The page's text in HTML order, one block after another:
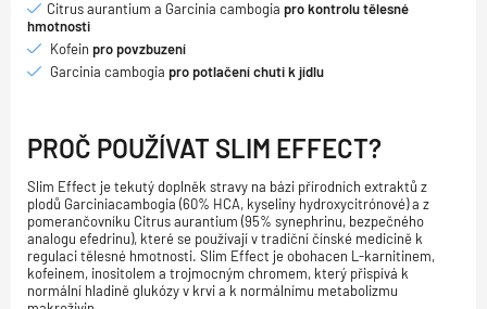
Citrus aurantium a Garcinia cambogia pro kontrolu tělesné
hmotnosti
Kofein pro povzbuzení
Garcinia cambogia pro potlačení chuti k jídlu
PROČ POUŽÍVAT SLIM EFFECT?
Slim Effect je tekutý doplněk stravy na bázi přírodních extraktů z
plodů Garciniacambogia (60% HCA, kyseliny hydroxycitrónové) a z
pomerančovníku Citrus aurantium (95% synephrinu, bezpečného
analogu efedrinu), které se používají v tradiční čínské medicině k
regulaci tělesné hmotnosti. Slim Effect je obohacen L-karnitinem,
kofeinem, inositolem a trojmocným chromem, který přispívá k
normální hladině glukózy v krvi a k normálnímu metabolizmu